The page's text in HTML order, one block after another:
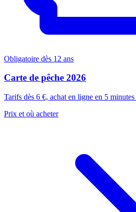
Obligatoire dès 12 ans
Carte de pêche 2026
Tarifs dès 6 €, achat en ligne en 5
Prix et où acheter